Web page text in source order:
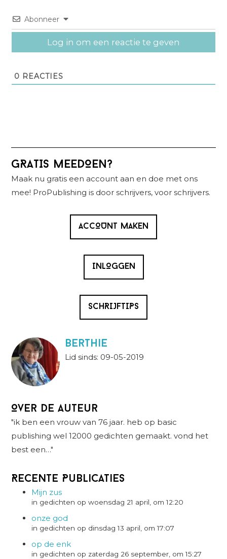
Abonneer
Log in om een reactie te geven
0 REACTIES
Primaire
Sidebar
GRATIS MEEDOEN?
Maak nu gratis een account aan en doe met ons
mee! ProPublishing is door schrijvers, voor schrijvers.
ACCOUNT MAKEN
INLOGGEN
SCHRIJFTIPS
berthie
Lid sinds: 09-05-2019
Over de auteur
"ik ben een vrouw van 76 jaar. heb op basic
publishing wel 12000 gedichten gemaakt. vond het
best een…"
Recente Publicaties
Mijn zus
in gedichten op woensdag 21 april, om 12:20
onze god
in gedichten op dinsdag 13 april, om 17:07
op de enk
in gedichten op zaterdag 26 september, om 15:27